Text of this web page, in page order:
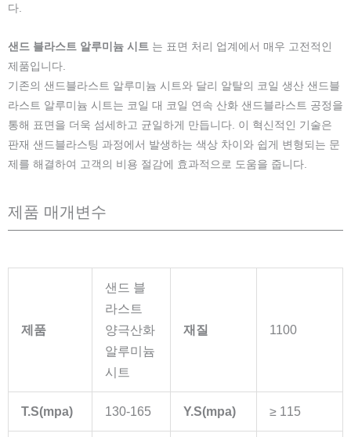
다.
샌드 블라스트 알루미늄 시트 는 표면 처리 업계에서 매우 고전적인
제품입니다.
기존의 샌드블라스트 알루미늄 시트와 달리 알탈의 코일 생산 샌드블
라스트 알루미늄 시트는 코일 대 코일 연속 산화 샌드블라스트 공정을
통해 표면을 더욱 섬세하고 균일하게 만듭니다. 이 혁신적인 기술은
판재 샌드블라스팅 과정에서 발생하는 색상 차이와 쉽게 변형되는 문
제를 해결하여 고객의 비용 절감에 효과적으로 도움을 줍니다.
제품 매개변수
제품
샌드 블
라스트
양극산화
알루미늄
시트
재질 1100
T.S(mpa) 130-165 Y.S(mpa) ≥ 115